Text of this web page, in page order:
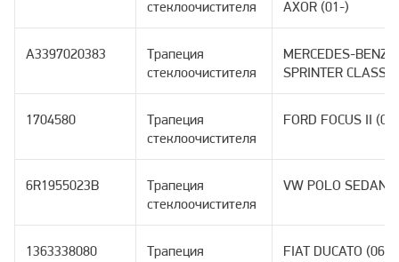
стеклоочистителя
AXOR (01-)
A3397020383
Трапеция
стеклоочистителя
MERCEDES-BENZ
SPRINTER CLASSIC
1704580
Трапеция
стеклоочистителя
FORD FOCUS II
6R1955023B
Трапеция
стеклоочистителя
VW POLO SEDAN
1363338080
Трапеция
FIAT DUCATO (06-)